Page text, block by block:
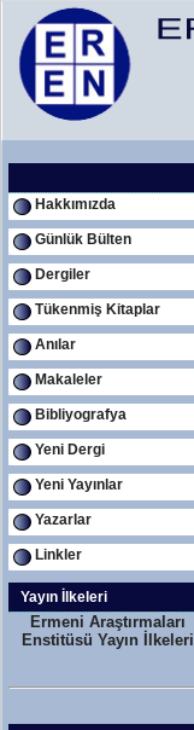
Hakkımızda
Günlük Bülten
Dergiler
Tükenmiş Kitaplar
Anılar
Makaleler
Bibliyografya
Yeni Dergi
Yeni Yayınlar
Yazarlar
Linkler
Yayın İlkeleri
Ermeni Araştırmaları
Enstitüsü Yayın İlkeleri